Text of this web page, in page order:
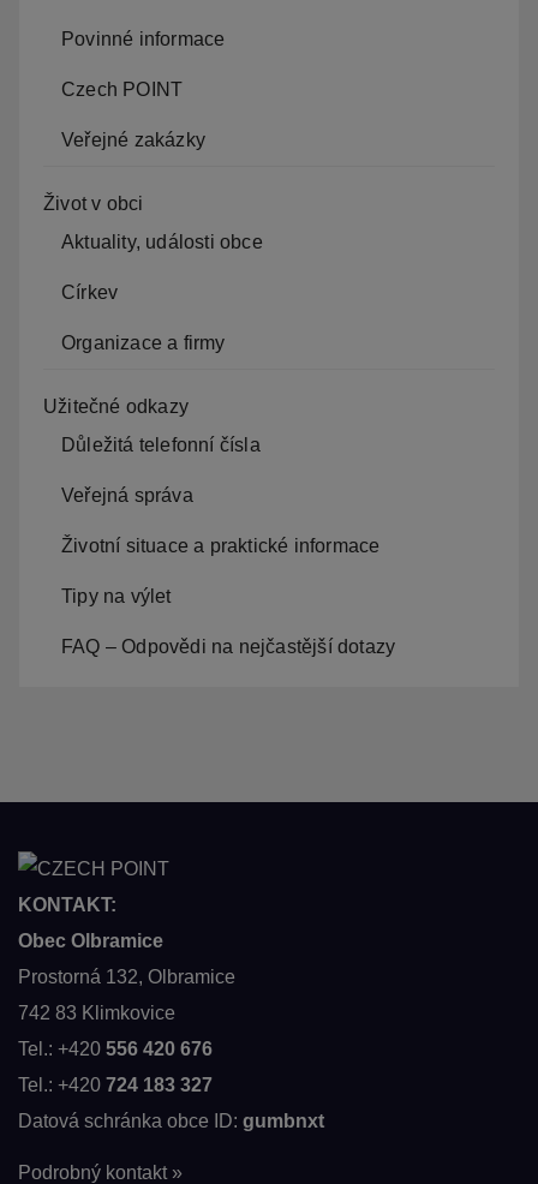
Povinné informace
Czech POINT
Veřejné zakázky
Život v obci
Aktuality, události obce
Církev
Organizace a firmy
Užitečné odkazy
Důležitá telefonní čísla
Veřejná správa
Životní situace a praktické informace
Tipy na výlet
FAQ – Odpovědi na nejčastější dotazy
KONTAKT:
Obec Olbramice
Prostorná 132, Olbramice
742 83 Klimkovice
Tel.: +420 556 420 676
Tel.: +420 724 183 327
Datová schránka obce ID: gumbnxt
Podrobný kontakt »